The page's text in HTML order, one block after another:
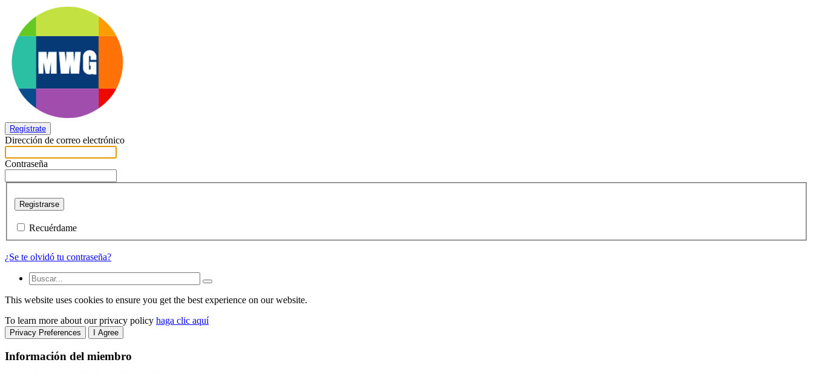
Regístrate
Dirección de correo electrónico
Contraseña
Registrarse
Recuérdame
¿Se te olvidó tu contraseña?
This website uses cookies to ensure you get the best experience on our website.
To learn more about our privacy policy haga clic aquí
Privacy Preferences I Agree
Información del miembro